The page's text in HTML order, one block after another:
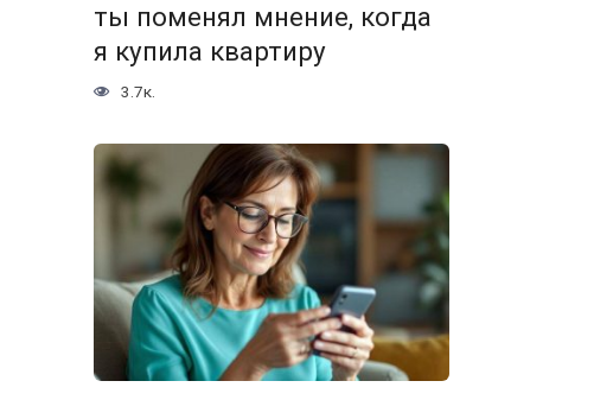
ты поменял мнение, когда
я купила квартиру
3.7к.